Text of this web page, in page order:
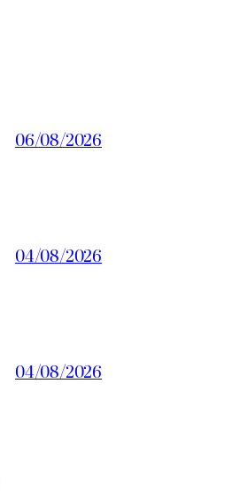
06/08/2026
04/08/2026
04/08/2026